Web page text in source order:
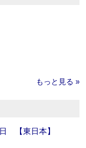
もっと見る »
【東日本】